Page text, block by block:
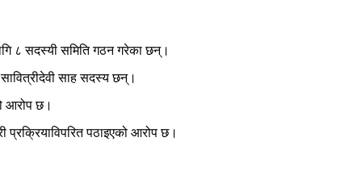
८ सदस्यी समिति गठन गरेका छन्।
साह सदस्य छन्।
आरोप छ।
पठाइएको आरोप छ।